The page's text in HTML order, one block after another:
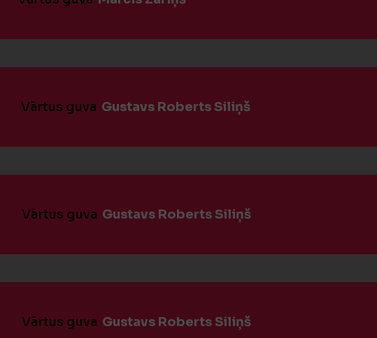
Vārtus guva Gustavs Roberts Siliņš
Vārtus guva Gustavs Roberts Siliņš
Vārtus guva Gustavs Roberts Siliņš